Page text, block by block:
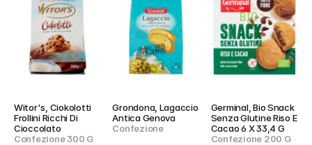
Witor's, Ciokolotti
Frollini Ricchi Di
Cioccolato
Confezione 300 G
Grondona, Lagaccio
Antica Genova
Confezione
Germinal, Bio Snack
Senza Glutine Riso E
Cacao 6 X 33,4 G
Confezione 200 G